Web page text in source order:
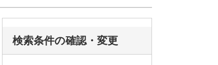
検索条件の確認・変更